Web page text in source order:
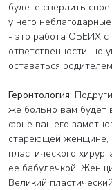
будете сверлить
у него
- это работа ОБЕИХ
ответственности, но
оставаться
Геронтология:
же больно вам будет
фоне вашего
стареющей женщине,
пластического
ее бабулечкой.
Великий